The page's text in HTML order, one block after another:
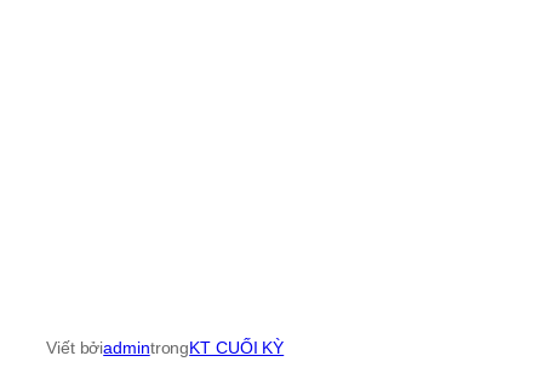
Viết bởiadmintrongKT CUỐI KỲ